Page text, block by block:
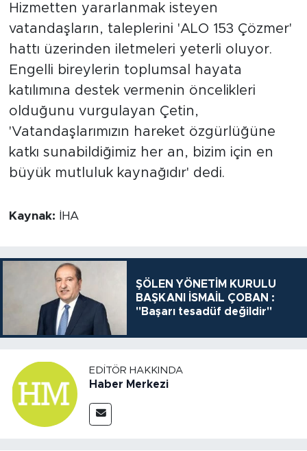
Hizmetten yararlanmak isteyen
vatandaşların, taleplerini 'ALO 153 Çözmer'
hattı üzerinden iletmeleri yeterli oluyor.
Engelli bireylerin toplumsal hayata
katılımına destek vermenin öncelikleri
olduğunu vurgulayan Çetin,
'Vatandaşlarımızın hareket özgürlüğüne
katkı sunabildiğimiz her an, bizim için en
büyük mutluluk kaynağıdır' dedi.
Kaynak: İHA
ŞÖLEN YÖNETİM KURULU
BAŞKANI İSMAİL ÇOBAN :
"Başarı tesadüf değildir"
EDITÖR HAKKINDA
Haber Merkezi